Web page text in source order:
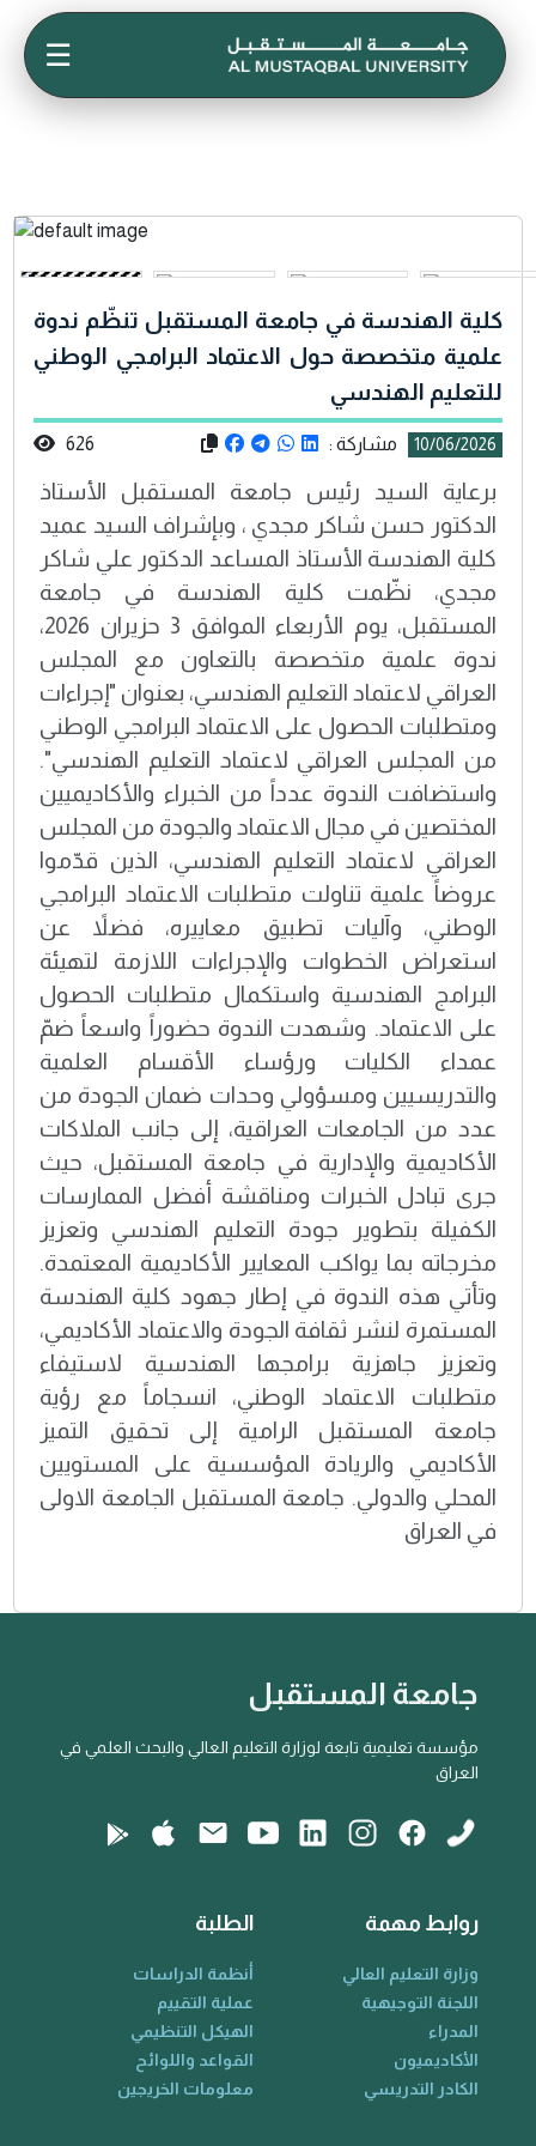
☰
كلية الهندسة في جامعة المستقبل تنظّم ندوة
علمية متخصصة حول الاعتماد البرامجي الوطني
للتعليم الهندسي
10/06/2026 مشاركة : 626
برعاية السيد رئيس جامعة المستقبل الأستاذ
الدكتور حسن شاكر مجدي ، وبإشراف السيد عميد
كلية الهندسة الأستاذ المساعد الدكتور علي شاكر
مجدي، نظّمت كلية الهندسة في جامعة
المستقبل، يوم الأربعاء الموافق 3 حزيران 2026،
ندوة علمية متخصصة بالتعاون مع المجلس
العراقي لاعتماد التعليم الهندسي، بعنوان "إجراءات
ومتطلبات الحصول على الاعتماد البرامجي الوطني
من المجلس العراقي لاعتماد التعليم الهندسي".
واستضافت الندوة عدداً من الخبراء والأكاديميين
المختصين في مجال الاعتماد والجودة من المجلس
العراقي لاعتماد التعليم الهندسي، الذين قدّموا
عروضاً علمية تناولت متطلبات الاعتماد البرامجي
الوطني، وآليات تطبيق معاييره، فضلاً عن
استعراض الخطوات والإجراءات اللازمة لتهيئة
البرامج الهندسية واستكمال متطلبات الحصول
على الاعتماد. وشهدت الندوة حضوراً واسعاً ضمّ
عمداء الكليات ورؤساء الأقسام العلمية
والتدريسيين ومسؤولي وحدات ضمان الجودة من
عدد من الجامعات العراقية، إلى جانب الملاكات
الأكاديمية والإدارية في جامعة المستقبل، حيث
جرى تبادل الخبرات ومناقشة أفضل الممارسات
الكفيلة بتطوير جودة التعليم الهندسي وتعزيز
مخرجاته بما يواكب المعايير الأكاديمية المعتمدة.
وتأتي هذه الندوة في إطار جهود كلية الهندسة
المستمرة لنشر ثقافة الجودة والاعتماد الأكاديمي،
وتعزيز جاهزية برامجها الهندسية لاستيفاء
متطلبات الاعتماد الوطني، انسجاماً مع رؤية
جامعة المستقبل الرامية إلى تحقيق التميز
الأكاديمي والريادة المؤسسية على المستويين
المحلي والدولي. جامعة المستقبل الجامعة الاولى
في العراق
جامعة المستقبل
مؤسسة تعليمية تابعة لوزارة التعليم العالي والبحث العلمي في
العراق
روابط مهمة
وزارة التعليم العالي
اللجنة التوجيهية
المدراء
الأكاديميون
الكادر التدريسي
الطلبة
أنظمة الدراسات
عملية التقييم
الهيكل التنظيمي
القواعد واللوائح
معلومات الخريجين